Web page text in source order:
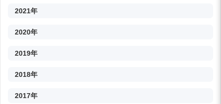
2021年
2020年
2019年
2018年
2017年